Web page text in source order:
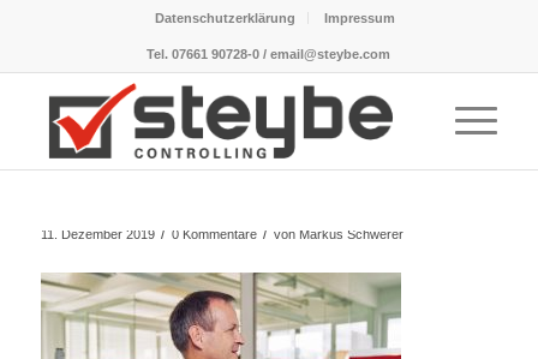
Datenschutzerklärung Impressum
Tel. 07661 90728-0 / email@steybe.com
11. Dezember 2019 / 0 Kommentare / von Markus Schwerer